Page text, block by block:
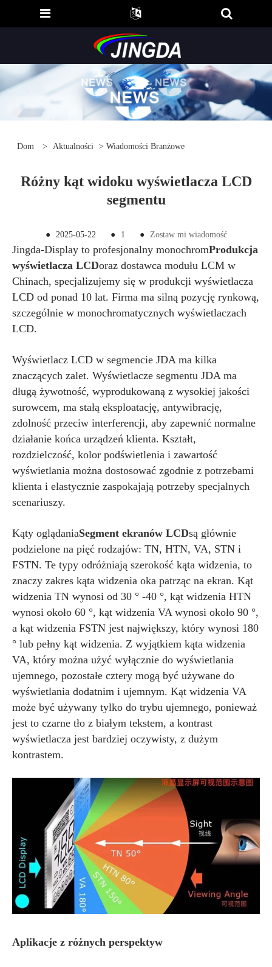
Dom > Aktualności >Wiadomości Branżowe
Różny kąt widoku wyświetlacza LCD
segmentu
● 2025-05-22 ● 1 ● Zostaw mi wiadomość
Jingda-Display to profesjonalny monochromProdukcja
wyświetlacza LCDoraz dostawca modułu LCM w
Chinach, specjalizujemy się w produkcji wyświetlacza
LCD od ponad 10 lat. Firma ma silną pozycję rynkową,
szczególnie w monochromatycznych wyświetlaczach
LCD.
Wyświetlacz LCD w segmencie JDA ma kilka
znaczących zalet. Wyświetlacze segmentu JDA ma
długą żywotność, wyprodukowaną z wysokiej jakości
surowcem, ma stałą eksploatację, antywibrację,
zdolność przeciw interferencji, aby zapewnić normalne
działanie końca urządzeń klienta. Kształt,
rozdzielczość, kolor podświetlenia i zawartość
wyświetlania można dostosować zgodnie z potrzebami
klienta i elastycznie zaspokajają potrzeby specjalnych
scenariuszy.
Kąty oglądaniaSegment ekranów LCDsą głównie
podzielone na pięć rodzajów: TN, HTN, VA, STN i
FSTN. Te typy odróżniają szerokość kąta widzenia, to
znaczy zakres kąta widzenia oka patrząc na ekran. Kąt
widzenia TN wynosi od 30 ° -40 °, kąt widzenia HTN
wynosi około 60 °, kąt widzenia VA wynosi około 90 °,
a kąt widzenia FSTN jest największy, który wynosi 180
° lub pełny kąt widzenia. Z wyjątkiem kąta widzenia
VA, który można użyć wyłącznie do wyświetlania
ujemnego, pozostałe cztery mogą być używane do
wyświetlania dodatnim i ujemnym. Kąt widzenia VA
może być używany tylko do trybu ujemnego, ponieważ
jest to czarne tło z białym tekstem, a kontrast
wyświetlacza jest bardziej oczywisty, z dużym
kontrastem.
Aplikacje z różnych perspektyw